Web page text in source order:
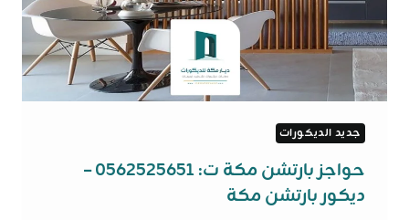
جديد الديكورات
حواجز بارتشن مكة ت: 0562525651 –
ديكور بارتشن مكة